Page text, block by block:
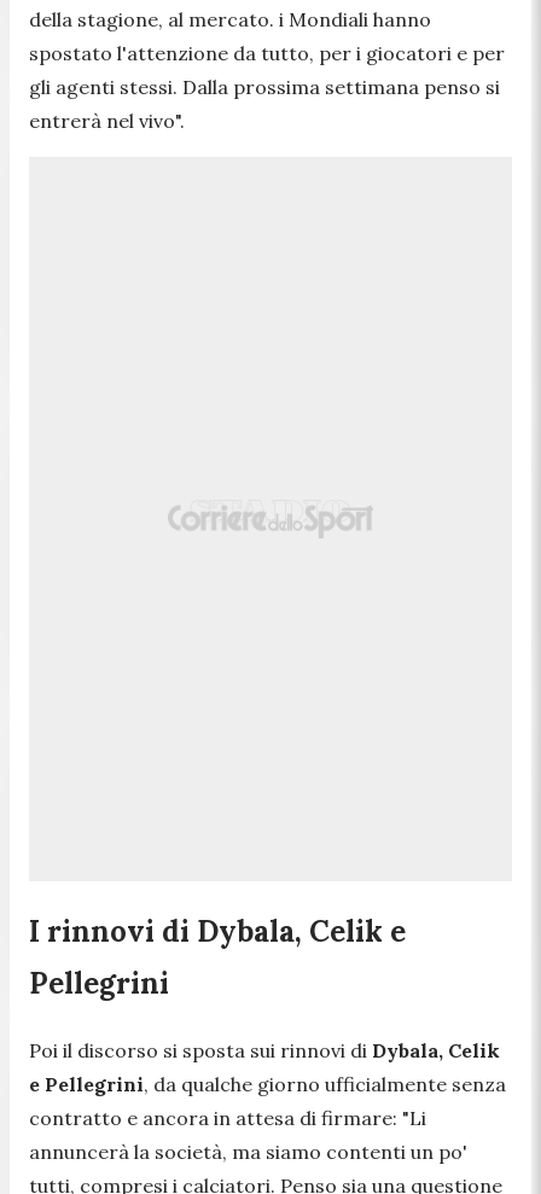
della stagione, al mercato. i Mondiali hanno
spostato l'attenzione da tutto, per i giocatori e per
gli agenti stessi. Dalla prossima settimana penso si
entrerà nel vivo".
I rinnovi di Dybala, Celik e
Pellegrini
Poi il discorso si sposta sui rinnovi di Dybala, Celik
e Pellegrini, da qualche giorno ufficialmente senza
contratto e ancora in attesa di firmare: "Li
annuncerà la società, ma siamo contenti un po'
tutti, compresi i calciatori. Penso sia una questione